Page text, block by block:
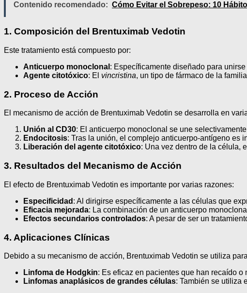
Contenido recomendado: Cómo Evitar el Sobrepeso: 10
1. Composición del Brentuximab Vedotin
Este tratamiento está compuesto por:
Anticuerpo monoclonal : Específicamente diseñado para
Agente citotóxico: El vincristina, un tipo de fármaco de la
2. Proceso de Acción
El mecanismo de acción de Brentuximab Vedotin se desarrolla en
Unión al CD30: El anticuerpo monoclonal se une
Endocitosis: Tras la unión, el complejo anticuerpo-antígeno es
Liberación del agente citotóxico: Una vez dentro de la célula,
3. Resultados del Mecanismo de Acción
El efecto de Brentuximab Vedotin es importante por varias razones:
Especificidad : Al dirigirse específicamente a las células que
Eficacia mejorada: La combinación de un anticuerpo
Efectos secundarios controlados: A pesar de ser un
4. Aplicaciones Clínicas
Debido a su mecanismo de acción, Brentuximab Vedotin se utiliza
Linfoma de Hodgkin: Es eficaz en pacientes que han recaído
Linfomas anaplásicos de grandes células: También se utiliza